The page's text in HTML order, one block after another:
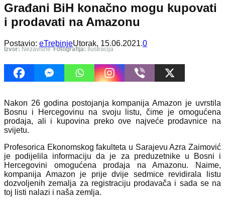
Građani BiH konačno mogu kupovati
i prodavati na Amazonu
Postavio: eTrebinjeUtorak, 15.06.2021.0
Izvor: Nezavisne Fotografija: Ilustracija
Nakon 26 godina postojanja kompanija Amazon je uvrstila
Bosnu i Hercegovinu na svoju listu, čime je omogućena
prodaja, ali i kupovina preko ove najveće prodavnice na
svijetu.
Profesorica Ekonomskog fakulteta u Sarajevu Azra Zaimović
je podijelila informaciju da je za preduzetnike u Bosni i
Hercegovini omogućena prodaja na Amazonu. Naime,
kompanija Amazon je prije dvije sedmice revidirala listu
dozvoljenih zemalja za registraciju prodavača i sada se na
toj listi nalazi i naša zemlja.